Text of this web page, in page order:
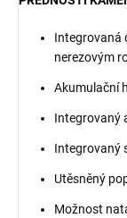
Integrovaná
nerezovým
Akumulační
Integrovaný
Integrovaný
Utěsněný
Možnost